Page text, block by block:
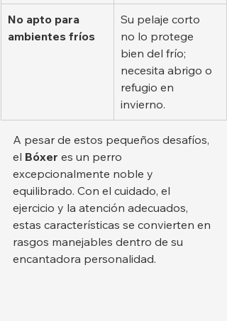
No apto para
ambientes fríos
Su pelaje corto
no lo protege
bien del frío;
necesita abrigo o
refugio en
invierno.
A pesar de estos pequeños desafíos,
el Bóxer es un perro
excepcionalmente noble y
equilibrado. Con el cuidado, el
ejercicio y la atención adecuados,
estas características se convierten en
rasgos manejables dentro de su
encantadora personalidad.